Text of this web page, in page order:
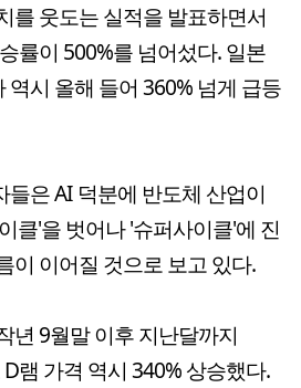
를 웃도는 실적을 발표하면서
률이 500%를 넘어섰다. 일본
시 올해 들어 360% 넘게 급등
들은 AI 덕분에 반도체 산업이
클'을 벗어나 '슈퍼사이클'에 진
이 이어질 것으로 보고 있다.
년 9월말 이후 지난달까지
램 가격 역시 340% 상승했다.